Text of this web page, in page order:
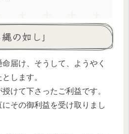
の如し」
届け、そうして、ようやく
します。
けて下さったご利益です。
その御利益を受け取りまし